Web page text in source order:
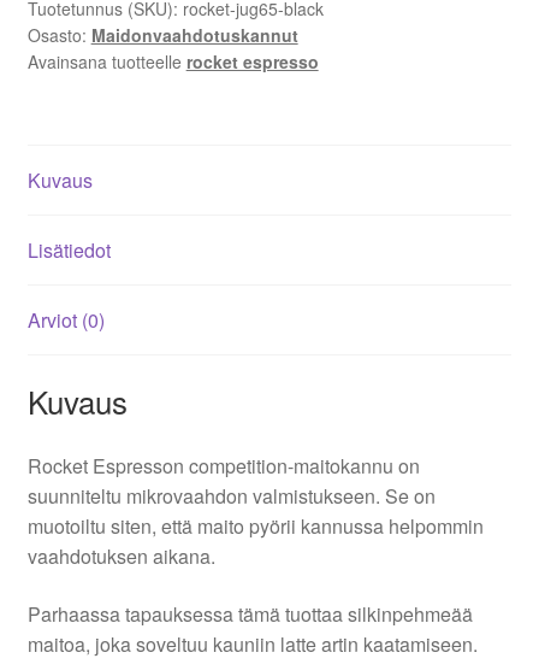
0,65
l,
sandy
Tuotetunnus (SKU): rocket-jug65-black
Osasto: Maidonvaahdotuskannut
Avainsana tuotteelle rocket espresso
Kuvaus
Lisätiedot
Arviot (0)
Kuvaus
Rocket Espresson competition-maitokannu on
suunniteltu mikrovaahdon valmistukseen. Se on
muotoiltu siten, että maito pyörii kannussa helpommin
vaahdotuksen aikana.
Parhaassa tapauksessa tämä tuottaa silkinpehmeää
maitoa, joka soveltuu kauniin latte artin kaatamiseen.